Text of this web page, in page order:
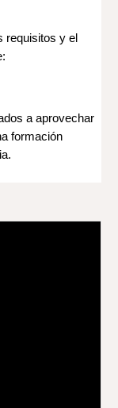
requisitos y el
a aprovechar
formación